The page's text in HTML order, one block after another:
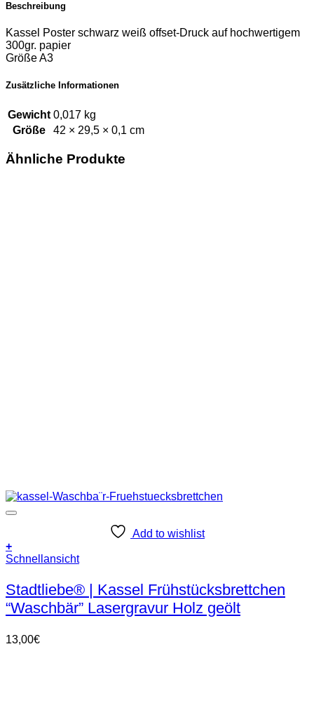
Beschreibung
Kassel Poster schwarz weiß offset-Druck auf hochwertigem
300gr. papier
Größe A3
Zusätzliche Informationen
Gewicht 0,017 kg
Größe
42 × 29,5 × 0,1 cm
Ähnliche Produkte
Add to wishlist
+
Schnellansicht
Stadtliebe® | Kassel Frühstücksbrettchen
“Waschbär” Lasergravur Holz geölt
13,00€